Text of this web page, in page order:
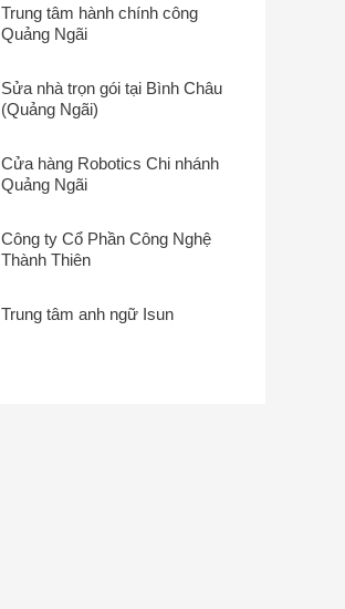
Trung tâm hành chính công
Quảng Ngãi
Sửa nhà trọn gói tại Bình Châu
(Quảng Ngãi)
Cửa hàng Robotics Chi nhánh
Quảng Ngãi
Công ty Cổ Phần Công Nghệ
Thành Thiên
Trung tâm anh ngữ Isun